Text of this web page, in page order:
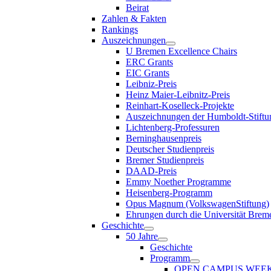
Beirat
Zahlen & Fakten
Rankings
Auszeichnungen
U Bremen Excellence Chairs
ERC Grants
EIC Grants
Leibniz-Preis
Heinz Maier-Leibnitz-Preis
Reinhart-Koselleck-Projekte
Auszeichnungen der Humboldt-
Lichtenberg-Professuren
Berninghausenpreis
Deutscher Studienpreis
Bremer Studienpreis
DAAD-Preis
Emmy Noether Programme
Heisenberg-Programm
Opus Magnum (VolkswagenStiftung)
Ehrungen durch die Universität
Geschichte
50 Jahre
Geschichte
Programm
OPEN CAMPUS